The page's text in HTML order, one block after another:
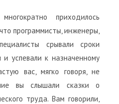
приходилось
программисты, инженеры,
срывали сроки
успевали к назначенному
вас, мягко говоря, не
вы слышали сказки о
труда. Вам говорили,